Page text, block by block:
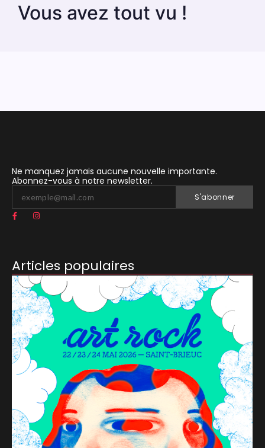
Vous avez tout vu !
Ne manquez jamais aucune nouvelle importante.
Abonnez-vous à notre newsletter.
S'abonner
Articles populaires